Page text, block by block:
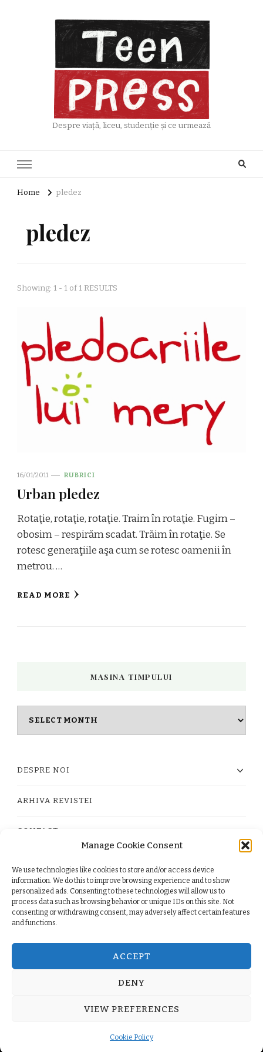
Manage Cookie Consent
We use technologies like cookies to store and/or access device
information. We do this to improve browsing experience and to show
personalized ads. Consenting to these technologies will allow us to
process data such as browsing behavior or unique IDs on this site. Not
consenting or withdrawing consent, may adversely affect certain features
and functions.
ACCEPT
DENY
VIEW PREFERENCES
Cookie Policy
Despre viață, liceu, studenție și ce urmează
Home pledez
pledez
Showing: 1 - 1 of 1 RESULTS
16/01/2011 RUBRICI
Urban pledez
Rotaţie, rotaţie, rotaţie. Traim în rotaţie. Fugim –
obosim – respirăm scadat. Trăim în rotaţie. Se
rotesc generaţiile aşa cum se rotesc oamenii în
metrou. …
READ MORE
MASINA TIMPULUI
DESPRE NOI
ARHIVA REVISTEI
CONTACT
PRIVACY POLICY
TERMS
| Developed ByBlossom Themes. Powered by